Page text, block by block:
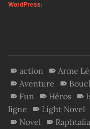
WordPress:
action Arme
Aventure
Fun
Héros
ligne
Light Novel
Novel
Raphtalia